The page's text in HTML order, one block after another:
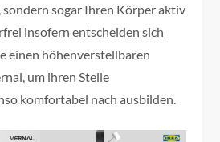
sogar Ihren Körper aktiv
insofern entscheiden sich
einen höhenverstellbaren
um ihren Stelle
komfortabel nach ausbilden.